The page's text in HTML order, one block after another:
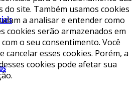
do site. Também usamos cookies
a analisar e entender como
cookies serão armazenados em
o seu consentimento. Você
cancelar esses cookies. Porém, a
cookies pode afetar sua